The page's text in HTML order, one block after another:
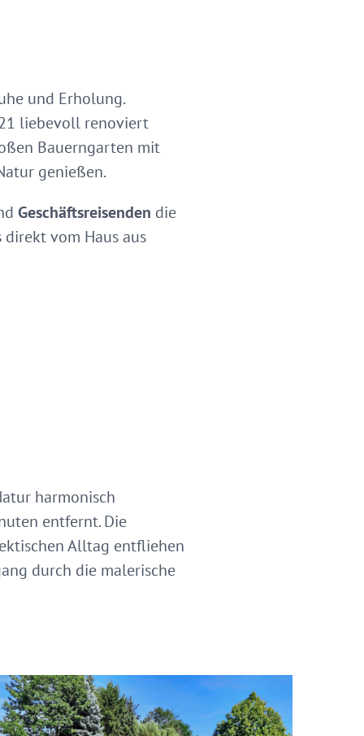
und Erholung.
liebevoll renoviert
Bauerngarten mit
genießen.
Geschäftsreisenden die
vom Haus aus
harmonisch
entfernt. Die
Alltag entfliehen
durch die malerische